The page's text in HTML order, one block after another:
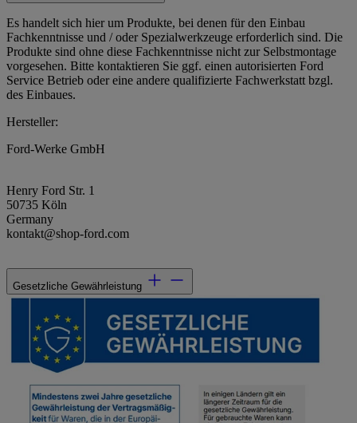
Es handelt sich hier um Produkte, bei denen für den Einbau
Fachkenntnisse und / oder Spezialwerkzeuge erforderlich sind. Die
Produkte sind ohne diese Fachkenntnisse nicht zur Selbstmontage
vorgesehen. Bitte kontaktieren Sie ggf. einen autorisierten Ford
Service Betrieb oder eine andere qualifizierte Fachwerkstatt bzgl.
des Einbaues.
Hersteller:
Ford-Werke GmbH
Henry Ford Str. 1
50735 Köln
Germany
kontakt@shop-ford.com
Gesetzliche Gewährleistung